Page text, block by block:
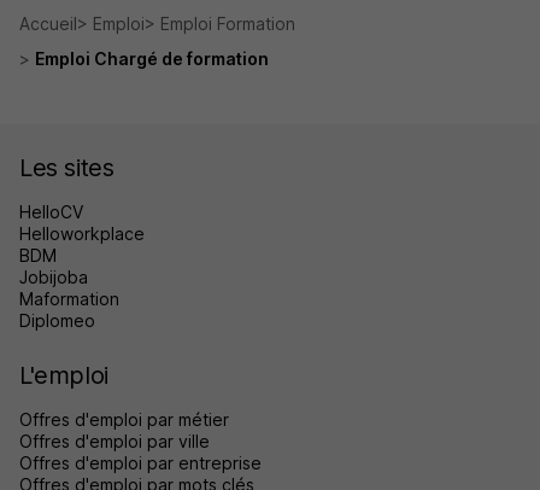
Accueil Emploi
Emploi Formation
Emploi Chargé de formation
Les sites
HelloCV
Helloworkplace
BDM
Jobijoba
Maformation
Diplomeo
L'emploi
Offres d'emploi par métier
Offres d'emploi par ville
Offres d'emploi par entreprise
Offres d'emploi par mots clés